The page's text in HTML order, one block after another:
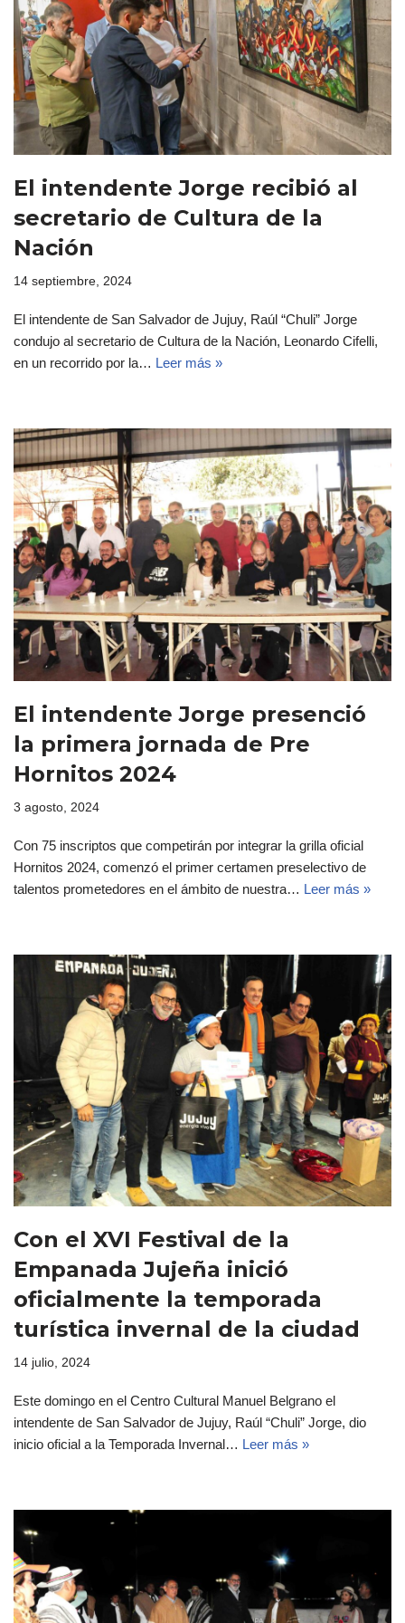
El intendente Jorge recibió al
secretario de Cultura de la
Nación
14 septiembre, 2024
El intendente de San Salvador de Jujuy, Raúl “Chuli” Jorge
condujo al secretario de Cultura de la Nación, Leonardo Cifelli,
en un recorrido por la… Leer más »
El intendente Jorge presenció
la primera jornada de Pre
Hornitos 2024
3 agosto, 2024
Con 75 inscriptos que competirán por integrar la grilla oficial
Hornitos 2024, comenzó el primer certamen preselectivo de
talentos prometedores en el ámbito de nuestra… Leer más »
Con el XVI Festival de la
Empanada Jujeña inició
oficialmente la temporada
turística invernal de la ciudad
14 julio, 2024
Este domingo en el Centro Cultural Manuel Belgrano el
intendente de San Salvador de Jujuy, Raúl “Chuli” Jorge, dio
inicio oficial a la Temporada Invernal… Leer más »